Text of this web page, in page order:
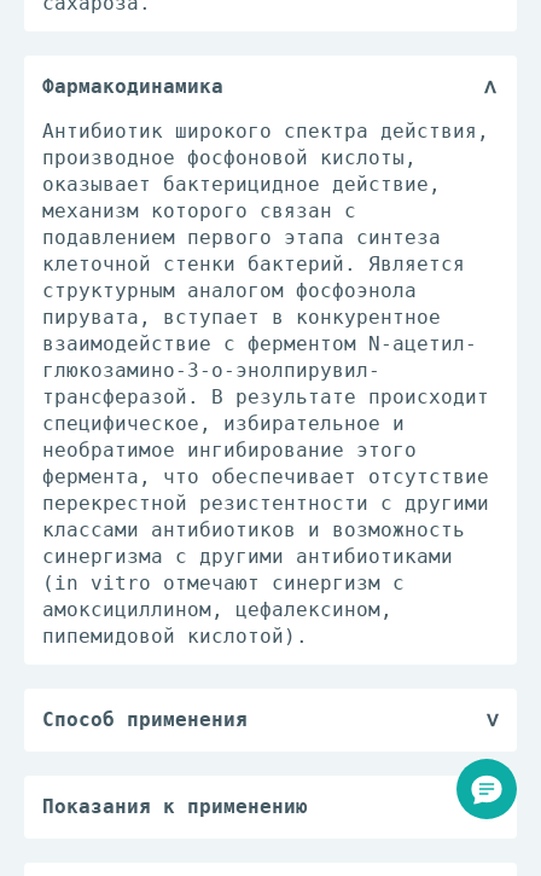
Фармакодинамика
Антибиотик широкого спектра действия,
производное фосфоновой кислоты,
оказывает бактерицидное действие,
механизм которого связан с
подавлением первого этапа синтеза
клеточной стенки бактерий. Является
структурным аналогом фосфоэнола
пирувата, вступает в конкурентное
взаимодействие с ферментом N-ацетил-
глюкозамино-3-о-энолпирувил-
трансферазой. В результате происходит
специфическое, избирательное и
необратимое ингибирование этого
фермента, что обеспечивает отсутствие
перекрестной резистентности с другими
классами антибиотиков и возможность
синергизма с другими антибиотиками
(in vitro отмечают синергизм с
амоксициллином, цефалексином,
пипемидовой кислотой).
Способ применения
день. При необходимости (при тяжелых
Показания к применению